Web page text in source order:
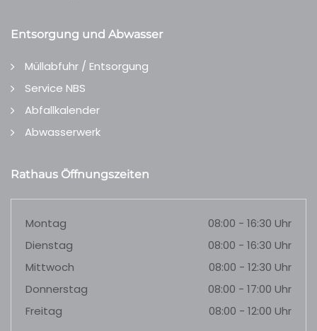
Entsorgung und Abwasser
Müllabfuhr / Entsorgung
Service NBS
Abfallkalender
Abwasserwerk
Rathaus Öffnungszeiten
Montag
08:00 - 16:30 Uhr
Dienstag
08:00 - 16:30 Uhr
Mittwoch
08:00 - 12:30 Uhr
Donnerstag
08:00 - 17:00 Uhr
Freitag
08:00 - 12:00 Uhr